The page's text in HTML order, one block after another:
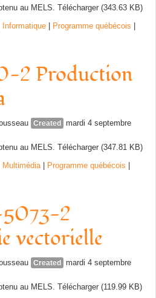
au MELS. Télécharger (343.63 KB)
Informatique Programme québécois
2 Production
Created
mardi 4 septembre
au MELS. Télécharger (347.81 KB)
Multimédia| Programme québécois
2
vectorielle
Created
mardi 4 septembre
au MELS. Télécharger (119.99 KB)